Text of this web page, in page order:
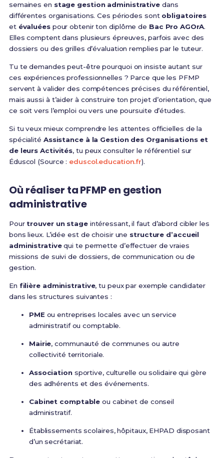
semaines en stage gestion administrativedans
différentes organisations. Ces périodes sont obligatoires
et évaluéespour obtenir ton diplôme de Bac Pro AGOrA.
Elles comptent dans plusieurs épreuves, parfois avec des
dossiers ou des grilles d’évaluation remplies par le tuteur.
Tu te demandes peut-être pourquoi on insiste autant sur
ces expériences professionnelles ? Parce que les PFMP
servent à valider des compétences précises du référentiel,
mais aussi à t’aider à construire ton projet d’orientation, que
ce soit vers l’emploi ou vers une poursuite d’études.
Si tu veux mieux comprendre les attentes officielles de la
spécialité Assistance à la Gestion des Organisations et
de leurs Activités, tu peux consulter le référentiel sur
Éduscol (Source : eduscol.education.fr).
Où réaliser ta PFMP en gestion
administrative
Pourtrouver un stageintéressant, il faut d’abord cibler les
bons lieux. L’idée est de choisir une structure d’accueil
administrativequi te permette d’effectuer de vraies
missions de suivi de dossiers, de communication ou de
gestion.
En filière administrative, tu peux par exemple candidater
dans les structures suivantes :
PME ou entreprises locales avec un service
administratif ou comptable.
Mairie, communauté de communes ou autre
collectivité territoriale.
Associationsportive, culturelle ou solidaire qui gère
des adhérents et des événements.
Cabinet comptable ou cabinet de conseil
administratif.
Établissements scolaires, hôpitaux, EHPAD disposant
d’un secrétariat.